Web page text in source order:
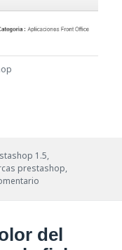
bloque de marcas en
1.5,
prestashop,
del